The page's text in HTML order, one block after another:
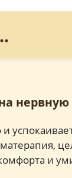
нервную
и
и